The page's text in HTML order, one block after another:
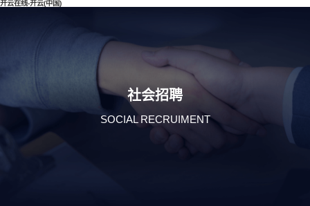
开云在线-开云(中国)
社会招聘
SOCIAL RECRUIMENT